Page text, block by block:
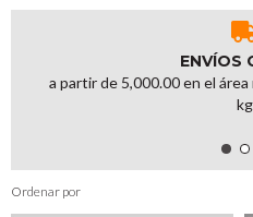
ENVÍOS
a partir de 5,000.00 en el
kg
Ordenar por